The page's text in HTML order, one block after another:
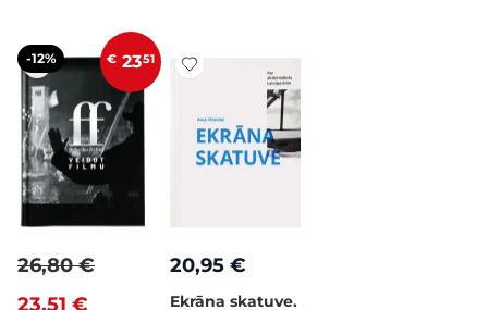
-12% € 2351
23,51 €
26,80 € 20,95 €
Ekrāna skatuve.